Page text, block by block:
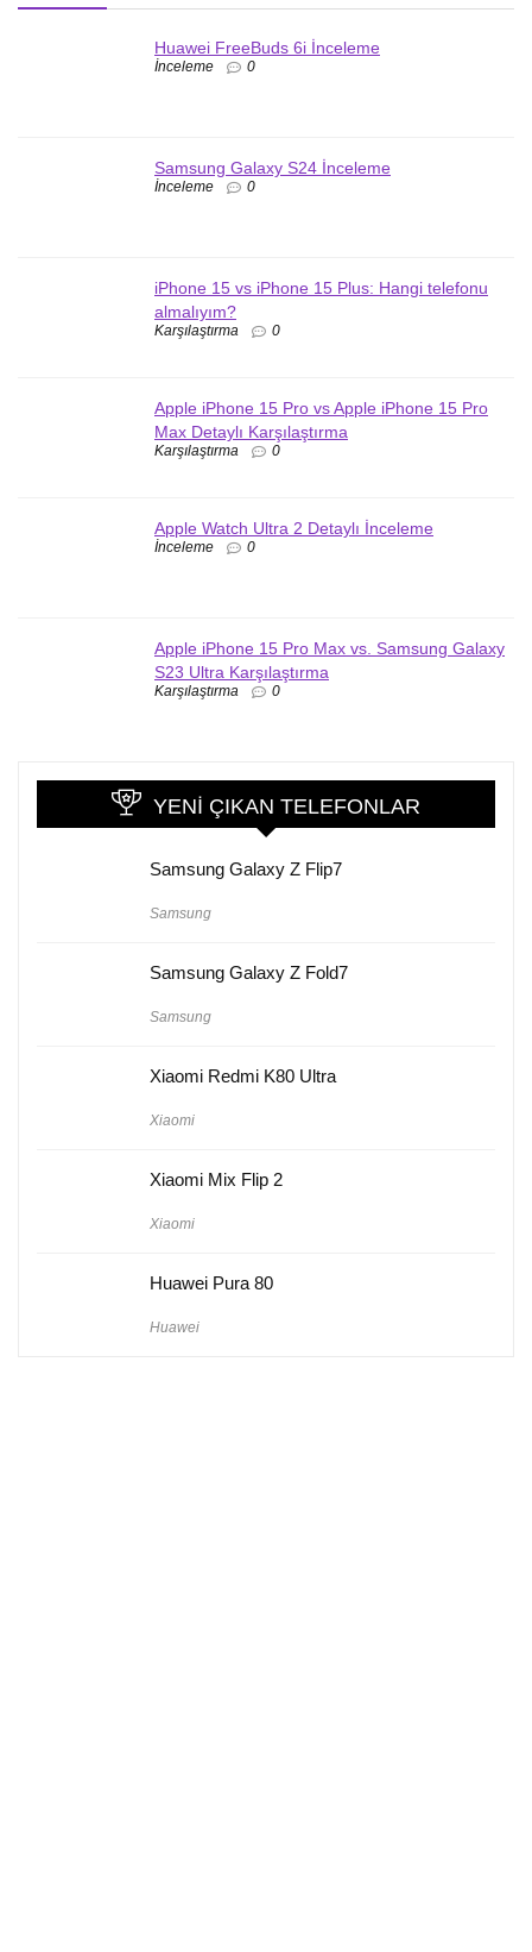
Huawei FreeBuds 6i İnceleme
İnceleme 0
Samsung Galaxy S24 İnceleme
İnceleme 0
iPhone 15 vs iPhone 15 Plus: Hangi telefonu
almalıyım?
Karşılaştırma 0
Apple iPhone 15 Pro vs Apple iPhone 15 Pro
Max Detaylı Karşılaştırma
Karşılaştırma 0
Apple Watch Ultra 2 Detaylı İnceleme
İnceleme 0
Apple iPhone 15 Pro Max vs. Samsung Galaxy
S23 Ultra Karşılaştırma
Karşılaştırma 0
YENI ÇIKAN TELEFONLAR
Samsung Galaxy Z Flip7
Samsung
Samsung Galaxy Z Fold7
Samsung
Xiaomi Redmi K80 Ultra
Xiaomi
Xiaomi Mix Flip 2
Xiaomi
Huawei Pura 80
Huawei